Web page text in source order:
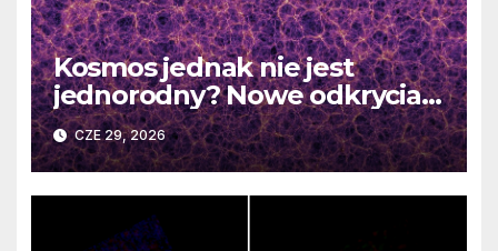
Kosmos jednak nie jest
jednorodny? Nowe odkrycia
DESI burzą fundamentalne
zasady kosmologii
CZE 29, 2026